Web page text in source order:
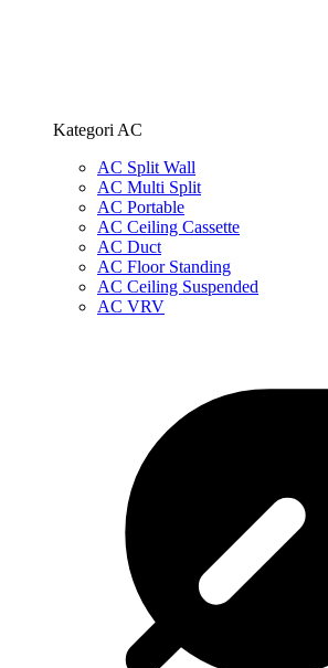
Kategori AC
AC Split Wall
AC Multi Split
AC Portable
AC Ceiling Cassette
AC Duct
AC Floor Standing
AC Ceiling Suspended
AC VRV